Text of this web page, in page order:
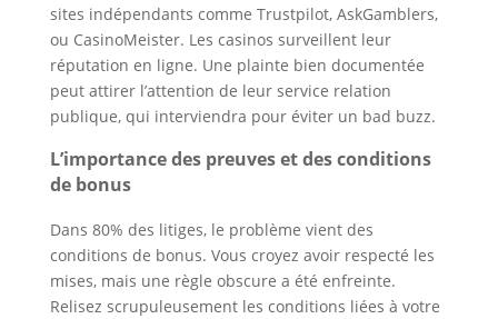
sites indépendants comme Trustpilot, AskGamblers,
ou CasinoMeister. Les casinos surveillent leur
réputation en ligne. Une plainte bien documentée
peut attirer l’attention de leur service relation
publique, qui interviendra pour éviter un bad buzz.
L’importance des preuves et des conditions
de bonus
Dans 80% des litiges, le problème vient des
conditions de bonus. Vous croyez avoir respecté les
mises, mais une règle obscure a été enfreinte.
Relisez scrupuleusement les conditions liées à votre